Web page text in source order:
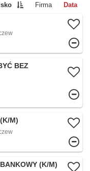
Firma Data
BEZ
M)
(K/M)